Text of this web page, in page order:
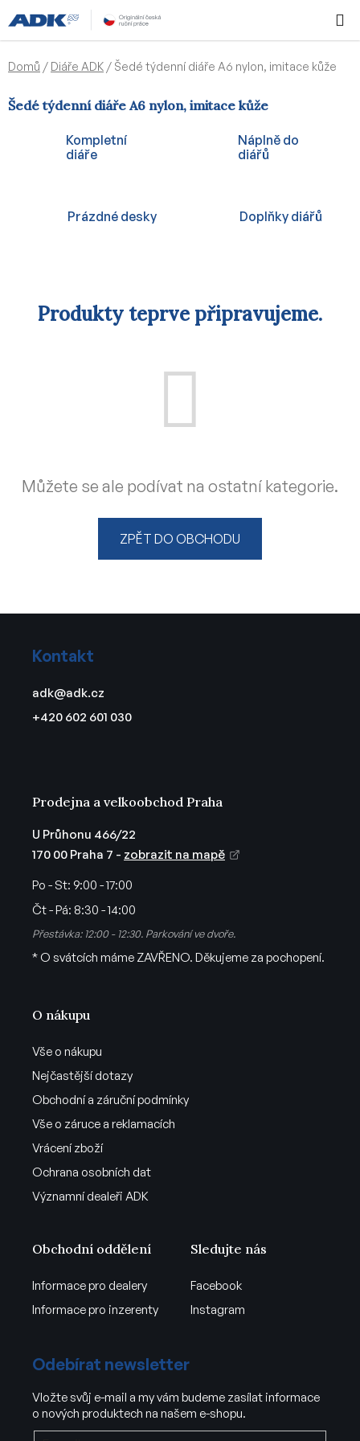
na
obsah
KOŠÍK
Domů / Diáře ADK / Šedé týdenní diáře A6 nylon, imitace kůže
Šedé týdenní diáře A6 nylon, imitace kůže
Kompletní
diáře
Náplně do
diářů
Prázdné desky Doplňky diářů
Produkty teprve připravujeme.
Můžete se ale podívat na ostatní kategorie.
ZPĚT DO OBCHODU
Kontakt
adk@adk.cz
+420 602 601 030
O nákupu
Vše o nákupu
Nejčastější dotazy
Obchodní a záruční podmínky
Vše o záruce a reklamacích
Vrácení zboží
Ochrana osobních dat
Významní dealeři ADK
Prodejna a velkoobchod Praha
U Průhonu 466/22
170 00 Praha 7 - zobrazit na mapě
Po - St: 9:00 - 17:00
Čt - Pá: 8:30 - 14:00
Přestávka: 12:00 - 12:30. Parkování ve dvoře.
* O svátcích máme ZAVŘENO. Děkujeme za pochopení.
Obchodní oddělení
Informace pro dealery
Informace pro inzerenty
Sledujte nás
Facebook
Instagram
Odebírat newsletter
Vložte svůj e-mail a my vám budeme zasílat informace
o nových produktech na našem e-shopu.